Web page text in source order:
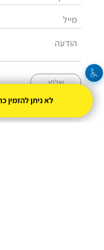
שלחו
לא ניתן להזמין